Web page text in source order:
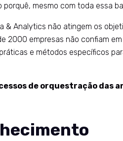
mesmo com toda essa
& Analytics não atingem os
2000 empresas não confiam
e métodos específicos
de orquestração das